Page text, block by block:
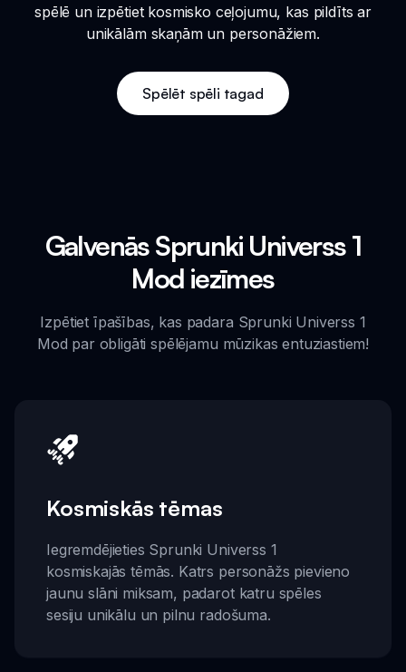
spēlē un izpētiet kosmisko ceļojumu, kas pildīts ar
unikālām skaņām un personāžiem.
Spēlēt spēli tagad
Galvenās Sprunki Universs 1
Mod iezīmes
Izpētiet īpašības, kas padara Sprunki Universs 1
Mod par obligāti spēlējamu mūzikas entuziastiem!
Kosmiskās tēmas
Iegremdējieties Sprunki Universs 1
kosmiskajās tēmās. Katrs personāžs pievieno
jaunu slāni miksam, padarot katru spēles
sesiju unikālu un pilnu radošuma.